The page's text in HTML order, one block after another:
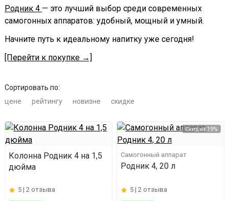
Родник 4 — это лучший выбор среди современных
самогонных аппаратов: удобный, мощный и умный.
Начните путь к идеальному напитку уже сегодня!
[Перейти к покупке →]
Сортировать по:
цене
рейтингу новизне скидке
Колонна Родник 4 на 1,5
дюйма
5 | 2 отзыва
Скидка 19%
Самогонный аппарат
Родник 4, 20 л
5 |2 отзыва